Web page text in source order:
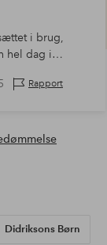
i brug,
hel dag i
m.m. uden at
Rapport
Didriksons Børn